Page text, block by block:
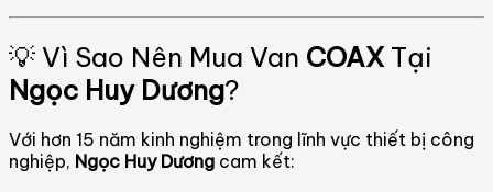
💡 Vì Sao Nên Mua Van COAXTại
Ngọc Huy Dương?
Với hơn 15 năm kinh nghiệm trong lĩnh vực thiết bị công
nghiệp, Ngọc Huy Dương cam kết: